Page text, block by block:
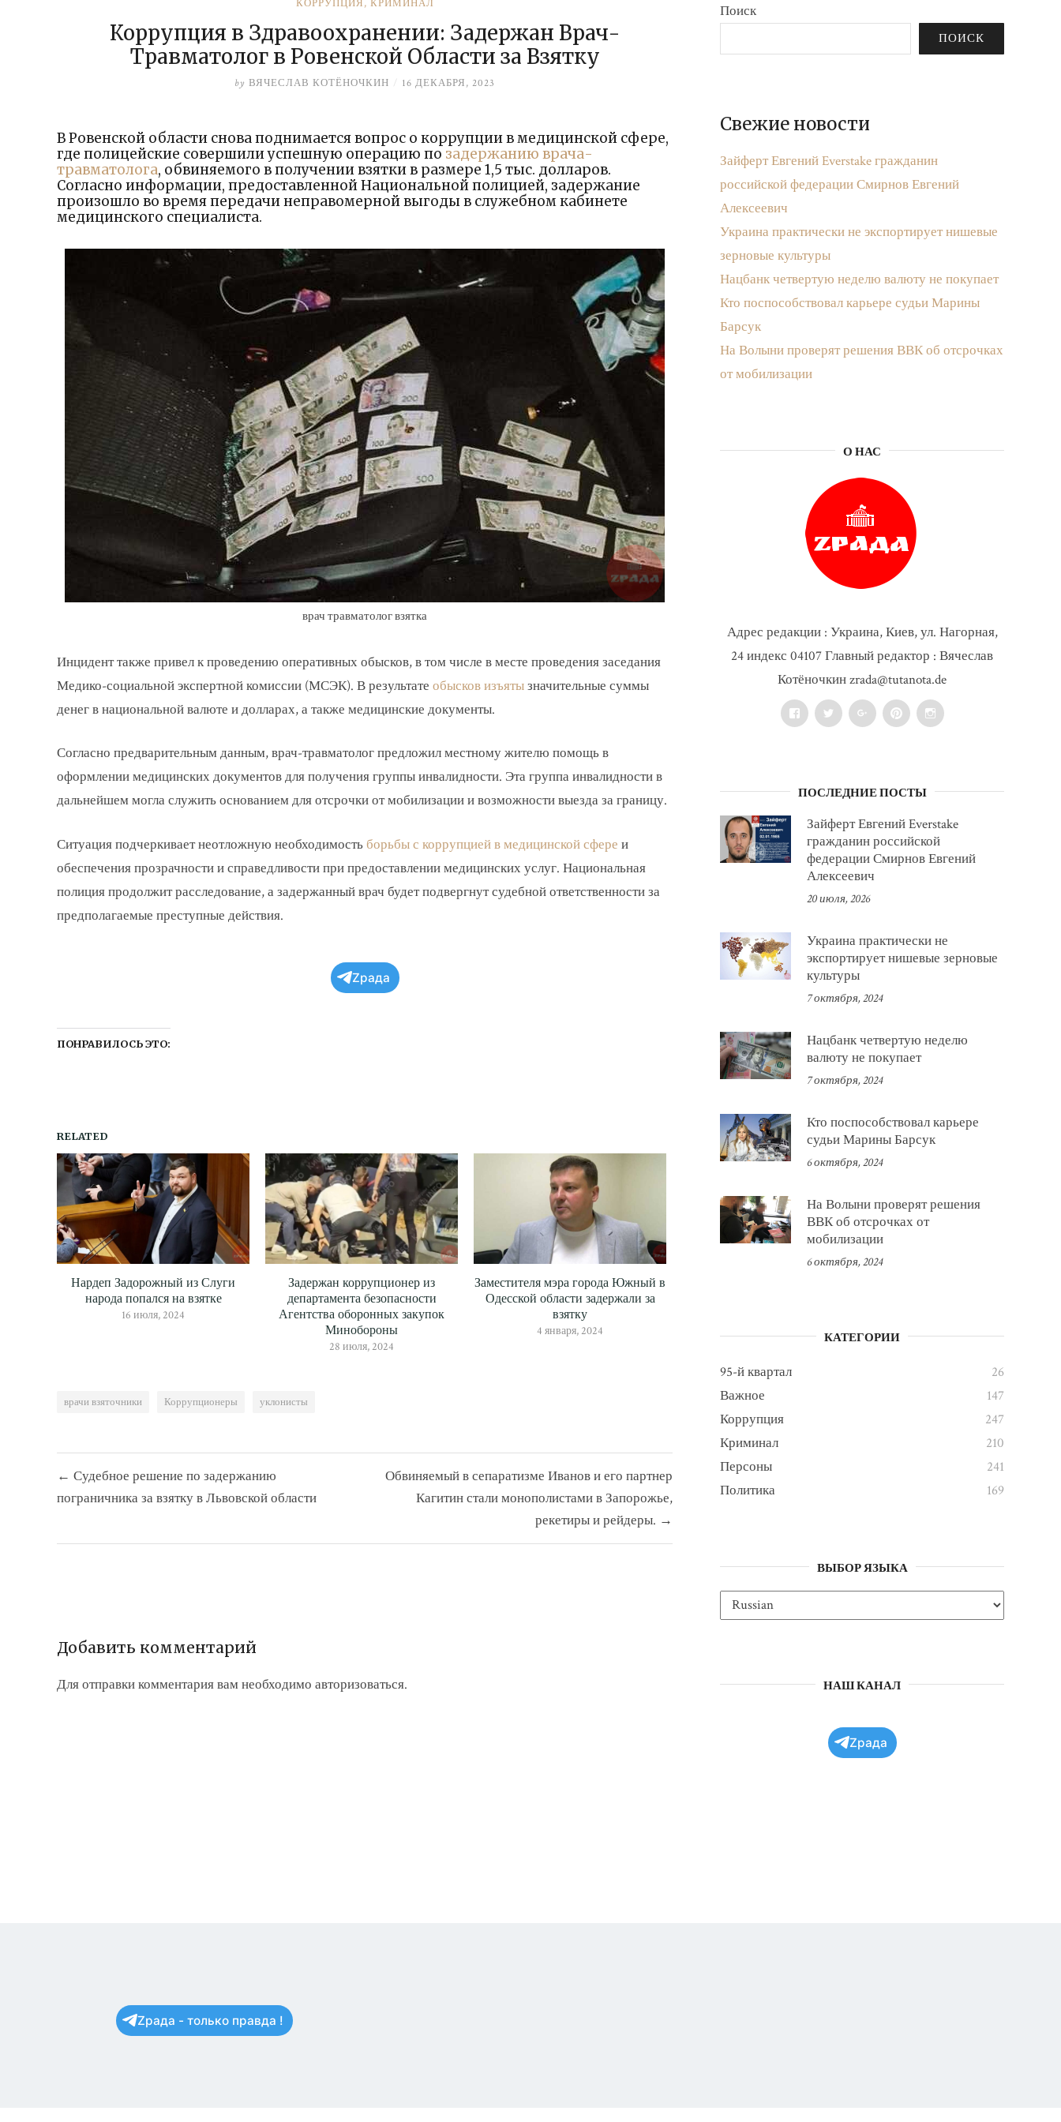
КОРРУПЦИЯ, КРИМИНАЛ
Коррупция в Здравоохранении: Задержан Врач-
Травматолог в Ровенской Области за Взятку
by ВЯЧЕСЛАВ КОТЁНОЧКИН / 16 ДЕКАБРЯ, 2023
В Ровенской области снова поднимается вопрос о коррупции в медицинской сфере,
где полицейские совершили успешную операцию по задержанию врача-
травматолога, обвиняемого в получении взятки в размере 1,5 тыс. долларов.
Согласно информации, предоставленной Национальной полицией, задержание
произошло во время передачи неправомерной выгоды в служебном кабинете
медицинского специалиста.
врач травматолог взятка
Инцидент также привел к проведению оперативных обысков, в том числе в месте проведения заседания
Медико-социальной экспертной комиссии (МСЭК). В результате обысков изъятызначительные суммы
денег в национальной валюте и долларах, а также медицинские документы.
Согласно предварительным данным, врач-травматолог предложил местному жителю помощь в
оформлении медицинских документов для получения группы инвалидности. Эта группа инвалидности в
дальнейшем могла служить основанием для отсрочки от мобилизации и возможности выезда за границу.
Ситуация подчеркивает неотложную необходимостьборьбы с коррупцией в медицинской сфере и
обеспечения прозрачности и справедливости при предоставлении медицинских услуг. Национальная
полиция продолжит расследование, а задержанный врач будет подвергнут судебной ответственности за
предполагаемые преступные действия.
Zрада
ПОНРАВИЛОСЬ ЭТО:
RELATED
Нардеп Задорожный из Слуги
народа попался на взятке
16 июля, 2024
Задержан коррупционер из
департамента безопасности
Агентства оборонных закупок
Минобороны
28 июля, 2024
Заместителя мэра города Южный в
Одесской области задержали за
взятку
4 января, 2024
врачи взяточники Коррупционеры уклонисты
по
записям
← Судебное решение по задержанию
пограничника за взятку в Львовской области
Обвиняемый в сепаратизме Иванов и его партнер
Кагитин стали монополистами в Запорожье,
рекетиры и рейдеры. →
Добавить комментарий
Для отправки комментария вам необходимо авторизоваться.
Поиск
ПОИСК
Свежие новости
Зайферт Евгений Everstake гражданин
российской федерации Смирнов Евгений
Алексеевич
Украина практически не экспортирует нишевые
зерновые культуры
Нацбанк четвертую неделю валюту не покупает
Кто поспособствовал карьере судьи Марины
Барсук
На Волыни проверят решения ВВК об отсрочках
от мобилизации
О НАС
Адрес редакции : Украина, Киев, ул. Нагорная,
24 индекс 04107 Главный редактор : Вячеслав
Котёночкин zrada@tutanota.de
FacebookTwitter Google+PinterestInstagram
ПОСЛЕДНИЕ ПОСТЫ
Зайферт Евгений Everstake
гражданин российской
федерации Смирнов Евгений
Алексеевич
20 июля, 2026
Украина практически не
экспортирует нишевые зерновые
культуры
7 октября, 2024
Нацбанк четвертую неделю
валюту не покупает
7 октября, 2024
Кто поспособствовал карьере
судьи Марины Барсук
6 октября, 2024
На Волыни проверят решения
ВВК об отсрочках от
мобилизации
6 октября, 2024
КАТЕГОРИИ
95-й квартал
26
Важное
147
Коррупция
247
Криминал
210
Персоны
241
Политика
169
ВЫБОР ЯЗЫКА
НАШ КАНАЛ
Zрада
Zрада - только правда !